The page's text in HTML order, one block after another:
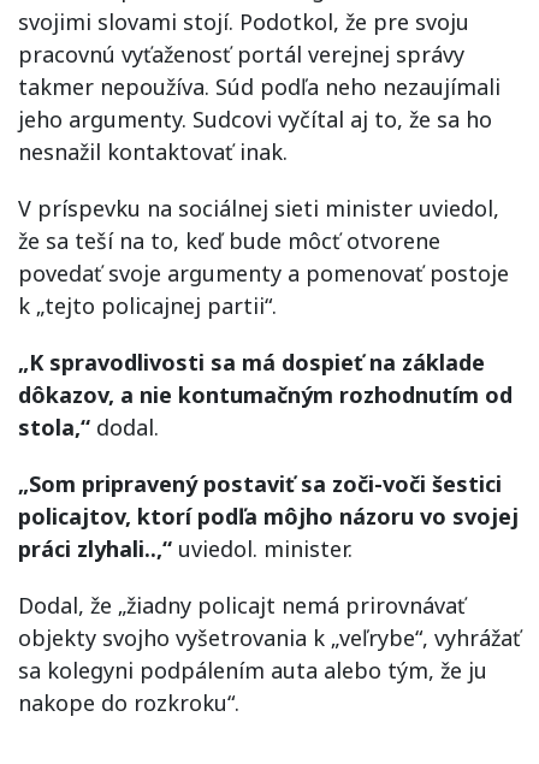
svojimi slovami stojí. Podotkol, že pre svoju
pracovnú vyťaženosť portál verejnej správy
takmer nepoužíva. Súd podľa neho nezaujímali
jeho argumenty. Sudcovi vyčítal aj to, že sa ho
nesnažil kontaktovať inak.
V príspevku na sociálnej sieti minister uviedol,
že sa teší na to, keď bude môcť otvorene
povedať svoje argumenty a pomenovať postoje
k „tejto policajnej partii“.
„K spravodlivosti sa má dospieť na základe
dôkazov, a nie kontumačným rozhodnutím od
stola,“ dodal.
„Som pripravený postaviť sa zoči-voči šestici
policajtov, ktorí podľa môjho názoru vo svojej
práci zlyhali..,“ uviedol. minister.
Dodal, že „žiadny policajt nemá prirovnávať
objekty svojho vyšetrovania k „veľrybe“, vyhrážať
sa kolegyni podpálením auta alebo tým, že ju
nakope do rozkroku“.